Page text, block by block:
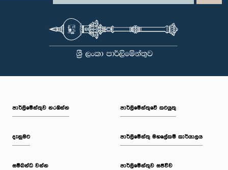
පාර්ලි‌මේන්තුව නරඹන්න
දැනුමට
සම්බන්ධ වන්න
පාර්ලිමේන්තුවේ කටයුතු
පාර්ලිමේන්තු මහලේකම් කාර්යාලය
පාර්ලිමේන්තුව සජීවීව